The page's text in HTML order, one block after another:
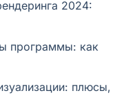
2024:
программы: как
плюсы,